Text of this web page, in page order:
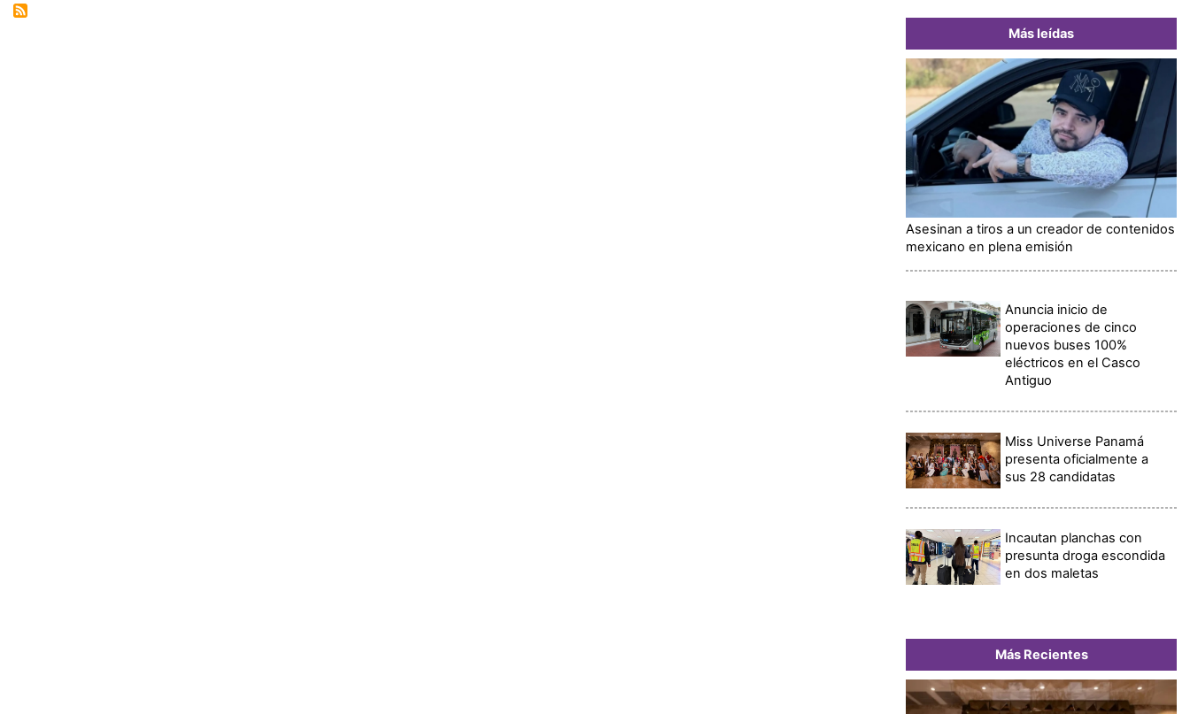
Más leídas
Asesinan a tiros a un creador de contenidos
mexicano en plena emisión
Anuncia inicio de
operaciones de cinco
nuevos buses 100%
eléctricos en el Casco
Antiguo
Miss Universe Panamá
presenta oficialmente a
sus 28 candidatas
Incautan planchas con
presunta droga escondida
en dos maletas
Más Recientes